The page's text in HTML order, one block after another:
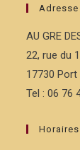
Adresse
AU GRE
22, rue du
17730
Tel : 06 76
Horaires